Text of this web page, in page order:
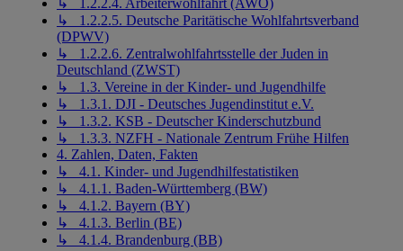
↳ 1.2.2.4. Arbeiterwohlfahrt (AWO)
↳ 1.2.2.5. Deutsche Paritätische Wohlfahrtsverband
(DPWV)
↳ 1.2.2.6. Zentralwohlfahrtsstelle der Juden in
Deutschland (ZWST)
↳ 1.3. Vereine in der Kinder- und Jugendhilfe
↳ 1.3.1. DJI - Deutsches Jugendinstitut e.V.
↳ 1.3.2. KSB - Deutscher Kinderschutzbund
↳ 1.3.3. NZFH - Nationale Zentrum Frühe Hilfen
4. Zahlen, Daten, Fakten
↳ 4.1. Kinder- und Jugendhilfestatistiken
↳ 4.1.1. Baden-Württemberg (BW)
↳ 4.1.2. Bayern (BY)
↳ 4.1.3. Berlin (BE)
↳ 4.1.4. Brandenburg (BB)